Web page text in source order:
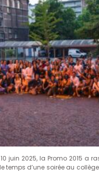
juin 2025, la Promo 2015 a
temps d’une soirée au